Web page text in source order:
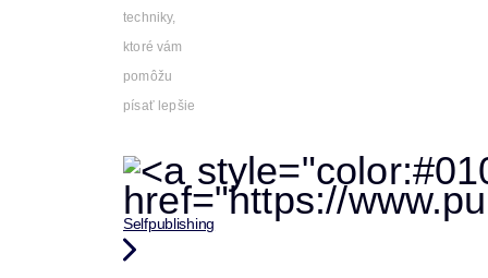
techniky,
ktoré vám
pomôžu
písať lepšie
Selfpublishing